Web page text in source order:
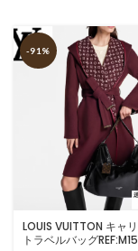
-91%
LOUIS VUITTON キャ
トラベルバッグ